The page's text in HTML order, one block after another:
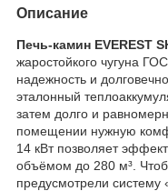
Описание
Печь-камин EVEREST
жаростойкого чугуна
надежность и
эталонный
затем долго и
помещении нужную
14 кВт позволяет
объёмом до 280 м³.
предусмотрели систему